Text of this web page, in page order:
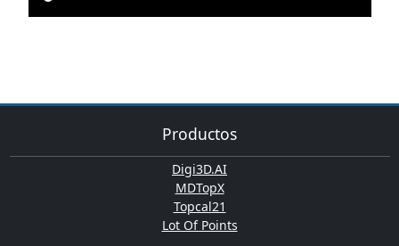
Productos
Digi3D.AI
MDTopX
Topcal21
Lot Of Points